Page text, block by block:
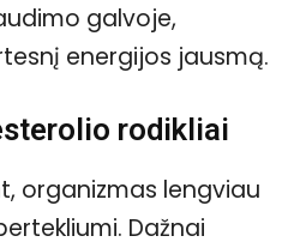
galvoje,
energijos jausmą.
rodikliai
organizmas lengviau
Dažnai